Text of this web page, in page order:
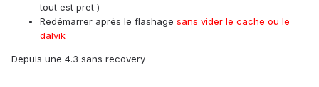
tout est pret )
Redémarrer après le flashage sans vider le cache ou le
dalvik
Depuis une 4.3 sans recovery